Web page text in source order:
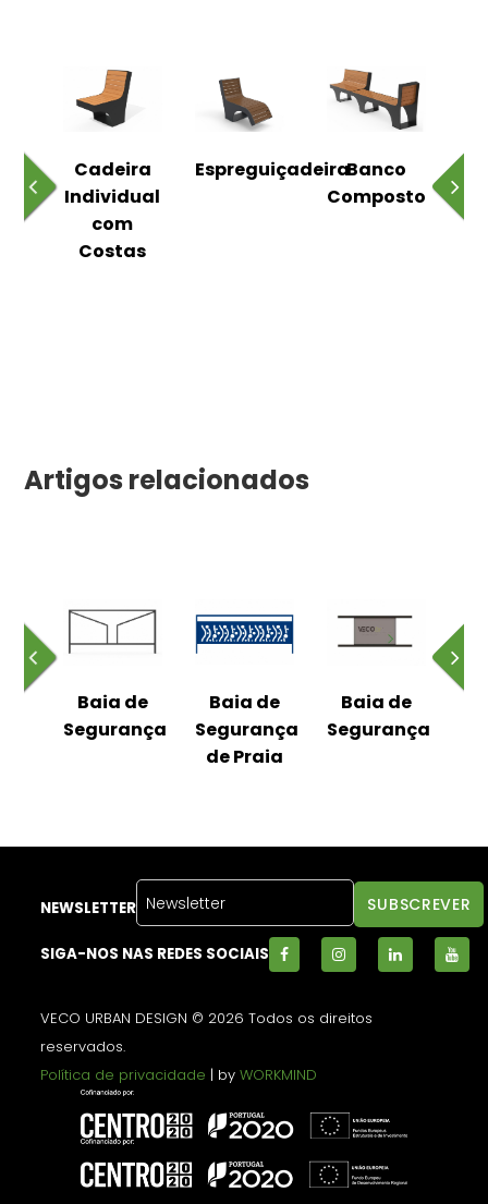
Cadeira
Individual
com
Costas
EspreguiçadeiraBanco
Composto
Artigos relacionados
Baia de
Segurança
Baia de
Segurança
de Praia
Baia de
Segurança
NEWSLETTER
SIGA-NOS NAS REDES SOCIAIS
VECO URBAN DESIGN © 2026 Todos os direitos
reservados.
Política de privacidade | byWORKMIND